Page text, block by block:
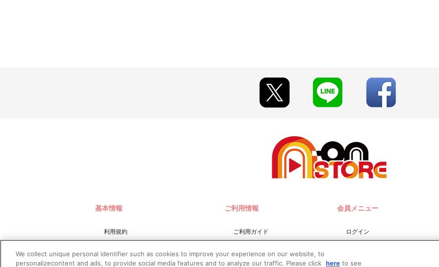
（２）購入上限のある商品を個人またはグループが繰り返し注文した場合
※本商品は、お申し込み状況、生産の都合等により、お届け日が変更となる場合がございます。あらかじめご了承ください。
※配送地域や決済方法、天候の状況等によって、お届け日が異なりますので、あらかじめご了承ください。
※配送地域は日本国内に限らせていただきます。また、配送会社は佐川急便となります。
（３）対象のご注文番号をクリック。
※お届け先住所を変更したい場合、下記の方法でご変更ください。
（１）A-on STOREにアクセスし、ログインします。
（２）「マイページ」の「ご注文履歴」を開きます。
（３）対象のご注文番号をクリック。
基本情報
利用規約
プライバシーポリシー
ご利用情報
ご利用ガイド
お問い合わせ
会員メニュー
ログイン
新規会員登録
We collect unique personal identifier such as cookies to improve your experience on our website, to
personalizecontent and ads, to provide social media features and to analyze our traffic. Please click here to see